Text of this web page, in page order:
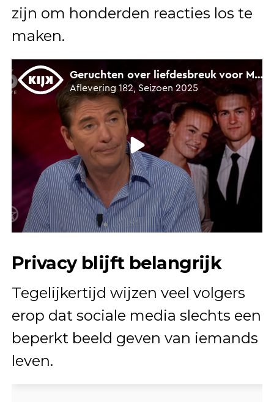
zijn om honderden reacties los te
maken.
Privacy blijft belangrijk
Tegelijkertijd wijzen veel volgers
erop dat sociale media slechts een
beperkt beeld geven van iemands
leven.